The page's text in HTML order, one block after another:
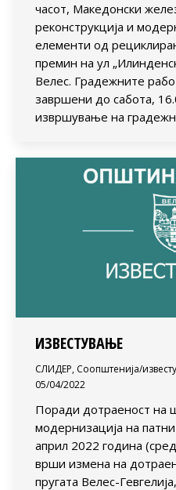
часот, Македонски
реконструкција и
елементи од
премин на ул
Велес. Градежните
завршени до сабота,
извршување на
ИЗВЕСТУВАЊЕ
СЛИДЕР, Соопштенија/
05/04/2022
Поради дотраеност на
модернизација на
април 2022 година
врши измена на
пругата Велес-